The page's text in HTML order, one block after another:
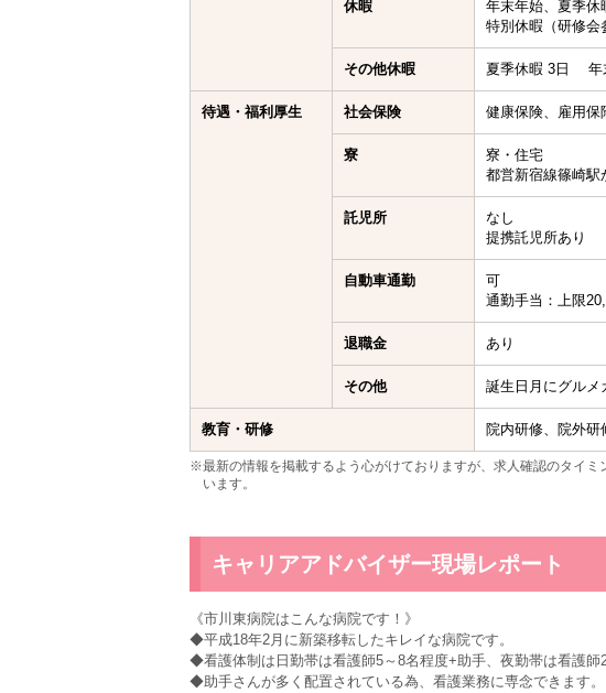
休暇
年末年始、夏季休
特別休暇（研修会
その他休暇 夏季休暇 3日 年
待遇・福利厚生 社会保険 健康保険、雇用保
寮
寮・住宅
都営新宿線篠崎駅
託児所
なし
提携託児所あり
自動車通勤
可
通勤手当：上限
退職金 あり
その他 誕生日月にグルメ
教育・研修 院内研修、院外研
※最新の情報を掲載するよう心がけておりますが、求人確認のタイ
います。
キャリアアドバイザー現場レポート
《市川東病院はこんな病院です！》
◆平成18年2月に新築移転したキレイな病院です。
◆看護体制は日勤帯は看護師5～8名程度+助手、夜勤帯は看護師
◆助手さんが多く配置されている為、看護業務に専念できます。